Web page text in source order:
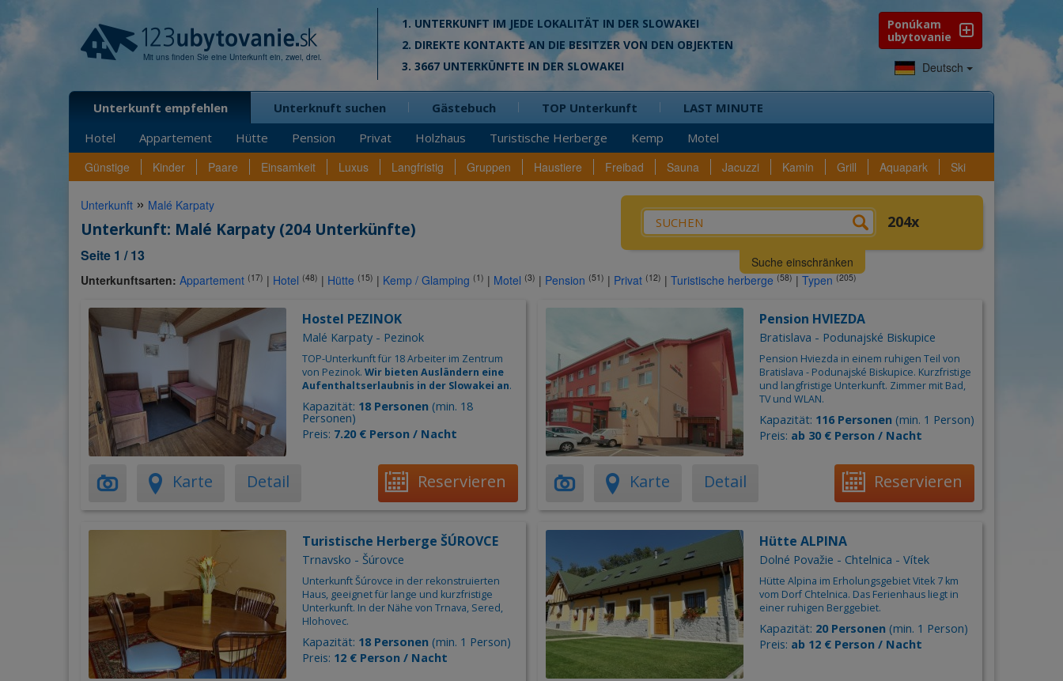
Mit uns finden Sie eine Unterkunft ein, zwei, drei.
1. UNTERKUNFT IM JEDE LOKALITÄT IN DER SLOWAKEI
2. DIREKTE KONTAKTE AN DIE BESITZER VON DEN OBJEKTEN
3. 3667 UNTERKÜNFTE IN DER SLOWAKEI
Ponúkam
ubytovanie
Deutsch
Unterkunft empfehlen
Hotel
Appartement Hütte Pension Privat Holzhaus Turistische Herberge Kemp Motel
Unterknuft suchen Gästebuch TOP Unterkunft LAST MINUTE
Günstige Kinder Paare Einsamkeit Luxus Langfristig Gruppen Haustiere Freibad Sauna Jacuzzi Kamin Grill Aquapark Ski
Was? / Wo? Auswahl Ausrüstung
204
Privat
Holzhaus
Appartement
Hotel
Kemp
Lokalität
Region
Bezirk
Gemeinde
Preis pro Person / Nacht von6-85€
Personen – +
gefunden204Unterkünfte
Suche einschränken
Unterkunft » Malé Karpaty
Unterkunft: Malé Karpaty (204 Unterkünfte)
Seite 1 / 13
Unterkunftsarten: Appartement (17) | Hotel (48) | Hütte (15) | Kemp / Glamping (1) | Motel (3) | Pension (51) | Privat (12) | Turistische herberge (58) | Typen (205)
Hostel PEZINOK
Malé Karpaty - Pezinok
TOP-Unterkunft für 18 Arbeiter im Zentrum
von Pezinok. Wir bieten Ausländern eine
Aufenthaltserlaubnis in der Slowakei an.
Kapazität: 18 Personen (min. 18
Personen)
Preis: 7.20 € Person / Nacht
Karte Detail Reservieren
Pension HVIEZDA
Bratislava - Podunajské Biskupice
Pension Hviezda in einem ruhigen Teil von
Bratislava - Podunajské Biskupice. Kurzfristige
und langfristige Unterkunft. Zimmer mit Bad,
TV und WLAN.
Kapazität: 116 Personen(min. 1 Person)
Preis: ab 30 € Person / Nacht
Karte Detail Reservieren
Turistische Herberge ŠÚROVCE
Trnavsko - Šúrovce
Unterkunft Šúrovce in der rekonstruierten
Haus, geeignet für lange und kurzfristige
Unterkunft. In der Nähe von Trnava, Sered,
Hlohovec.
Kapazität: 18 Personen (min. 1 Person)
Preis: 12 € Person / Nacht
Hütte ALPINA
Dolné Považie - Chtelnica - Vítek
Hütte Alpina im Erholungsgebiet Vitek 7 km
vom Dorf Chtelnica. Das Ferienhaus liegt in
einer ruhigen Berggebiet.
Kapazität: 20 Personen(min. 1 Person)
Preis: ab 12 € Person / Nacht